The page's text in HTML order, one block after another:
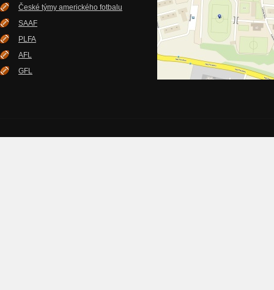
České týmy amerického fotbalu
SAAF
PLFA
AFL
GFL